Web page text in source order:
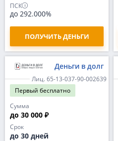
ПСК
до 292.000%
ПОЛУЧИТЬ ДЕНЬГИ
Деньги в долг
Лиц. 65-13-037-90-002639
Первый бесплатно
Сумма
до 30 000 ₽
Срок
до 30 дней